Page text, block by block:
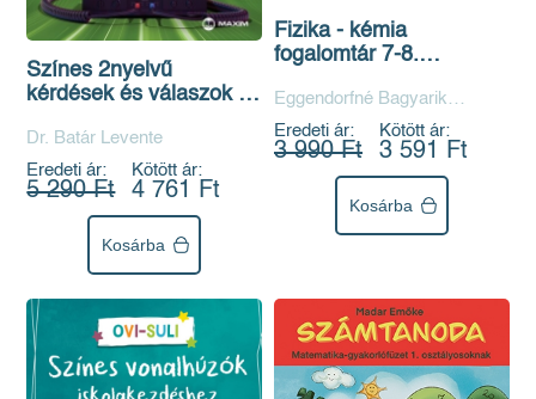
Színes 2nyelvű
kérdések és válaszok –
(online hanganyaggal)
Dr. Batár Levente
Eredeti ár:
5 290 Ft
Kötött ár:
4 761 Ft
Kosárba
Fizika - kémia
fogalomtár 7-8.
Eggendorfné Bagyarik
Cecília, Kántor Gyuláné, Pelle
Anna
Eredeti ár:
3 990 Ft
Kötött ár:
3 591 Ft
Kosárba